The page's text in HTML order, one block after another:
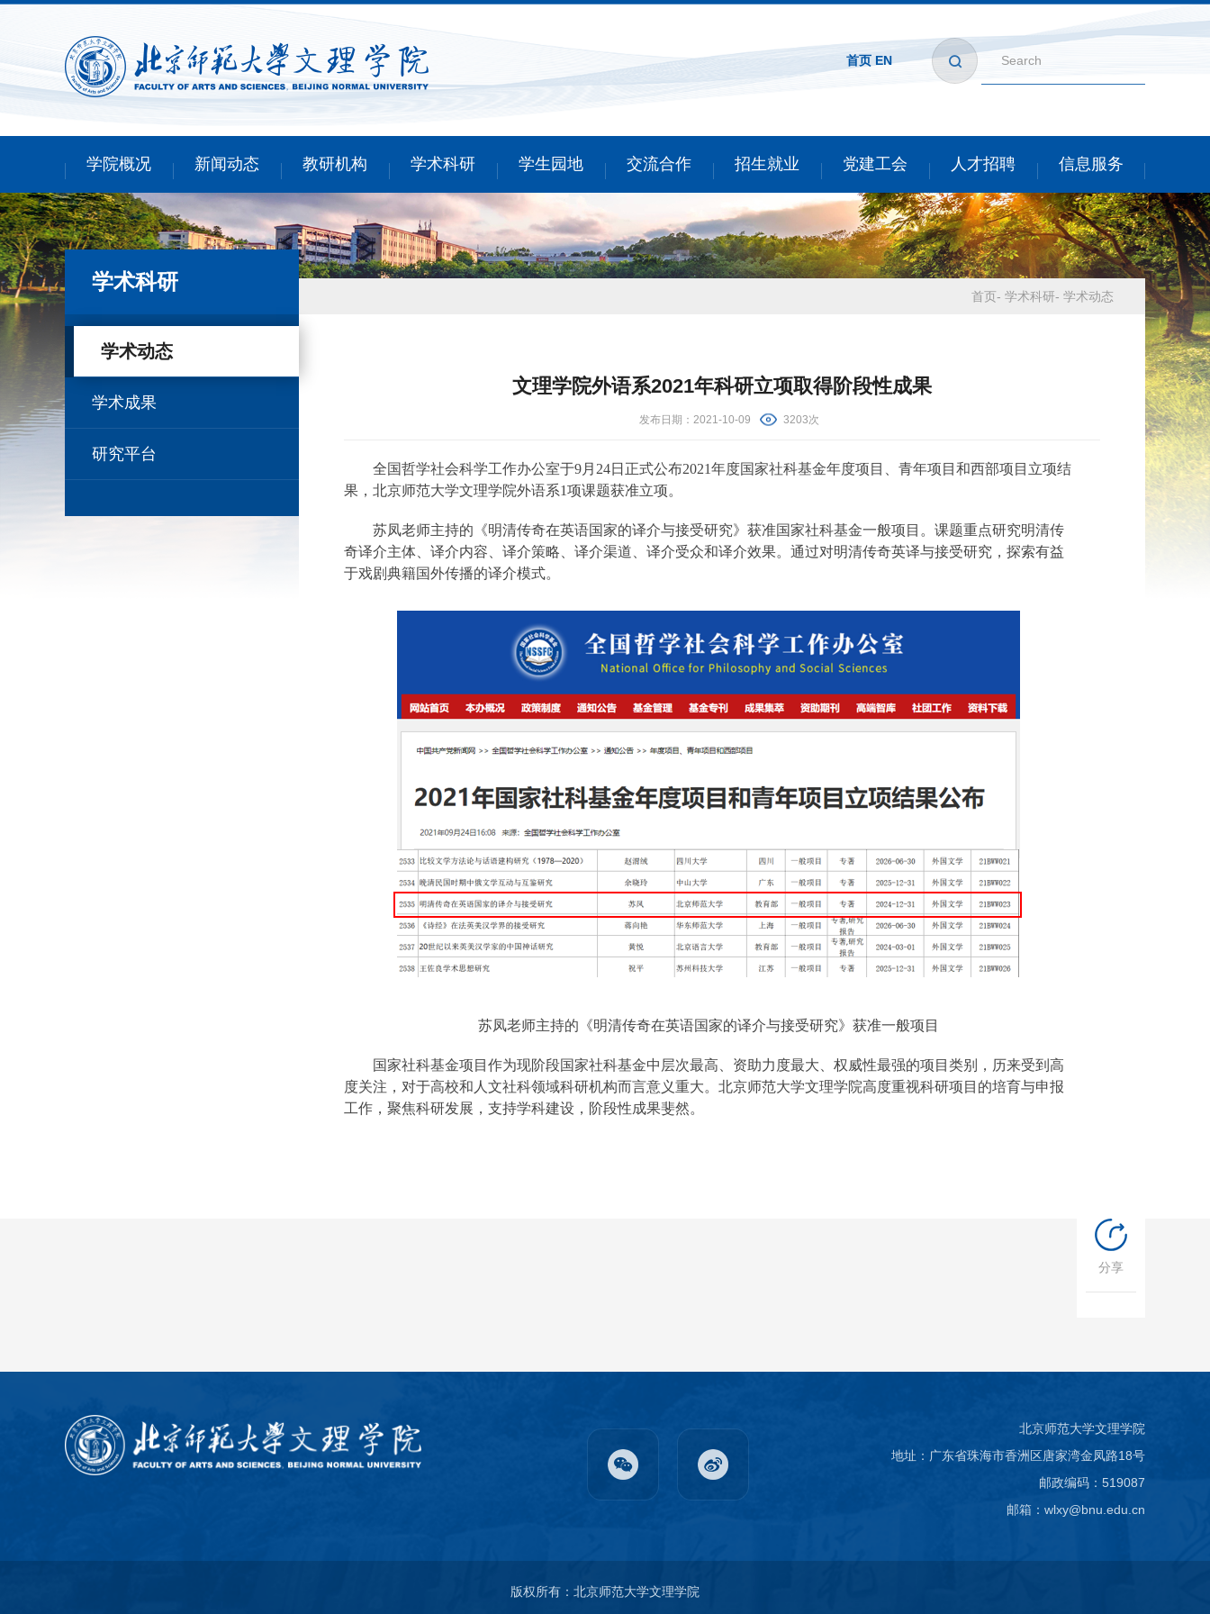
首页 EN
学院概况 新闻动态 教研机构 学术科研 学生园地 交流合作 招生就业 党建工会 人才招聘 信息服务
学术科研
学术动态
学术成果
研究平台
首页- 学术科研- 学术动态
文理学院外语系2021年科研立项取得阶段性成果
发布日期：2021-10-09 3203次
全国哲学社会科学工作办公室于9月 24日正式公布2021年度国家社科基金年度项目、青年项目和西部项目立项结
果，北京师范大学文理学院外语系1项课题获准立项。
苏凤老师主持的《明清传奇在英语国家的译介与接受研究》获准国家社科基金一般项目。课题重点研究明清传
奇译介主体、译介内容、译介策略、译介渠道、译介受众和译介效果。通过对明清传奇英译与接受研究，探索有益
于戏剧典籍国外传播的译介模式。
苏凤老师主持的《明清传奇在英语国家的译介与接受研究》获准一般项目
国家社科基金项目作为现阶段国家社科基金中层次最高、资助力度最大、权威性最强的项目类别，历来受到高
度关注，对于高校和人文社科领域科研机构而言意义重大。北京师范大学文理学院高度重视科研项目的培育与申报
工作，聚焦科研发展，支持学科建设，阶段性成果斐然。
分享
北京师范大学文理学院
地址：广东省珠海市香洲区唐家湾金凤路18号
邮政编码：519087
邮箱：wlxy@bnu.edu.cn
版权所有：北京师范大学文理学院